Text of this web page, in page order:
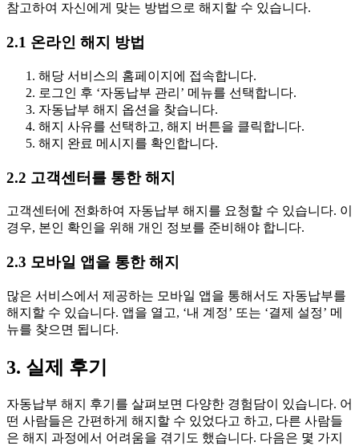
참고하여 자신에게 맞는 방법으로 해지할 수 있습니다.
2.1 온라인 해지 방법
해당 서비스의 홈페이지에 접속합니다.
로그인 후 ‘자동납부 관리’ 메뉴를 선택합니다.
자동납부 해지 옵션을 찾습니다.
해지 사유를 선택하고, 해지 버튼을 클릭합니다.
해지 완료 메시지를 확인합니다.
2.2 고객센터를 통한 해지
고객센터에 전화하여 자동납부 해지를 요청할 수 있습니다. 이
경우, 본인 확인을 위해 개인 정보를 준비해야 합니다.
2.3 모바일 앱을 통한 해지
많은 서비스에서 제공하는 모바일 앱을 통해서도 자동납부를
해지할 수 있습니다. 앱을 열고, ‘내 계정’ 또는 ‘결제 설정’ 메
뉴를 찾으면 됩니다.
3. 실제 후기
자동납부 해지 후기를 살펴보면 다양한 경험담이 있습니다. 어
떤 사람들은 간편하게 해지할 수 있었다고 하고, 다른 사람들
은 해지 과정에서 어려움을 겪기도 했습니다. 다음은 몇 가지